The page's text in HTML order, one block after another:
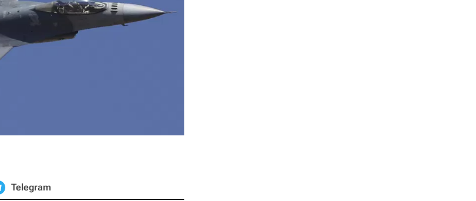
Telegram